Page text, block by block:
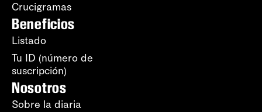
Crucigramas
Beneficios
Listado
Tu ID (número de
suscripción)
Nosotros
Sobre la diaria